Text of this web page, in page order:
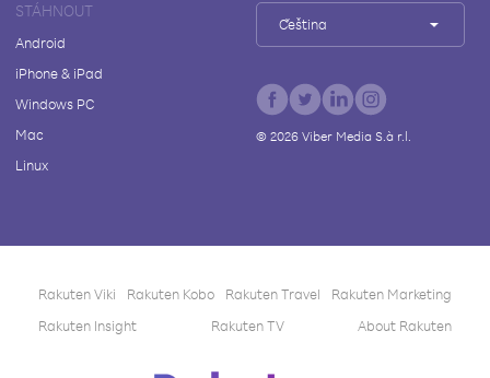
STÁHNOUT
Android
iPhone & iPad
Windows PC
Mac
Linux
Čeština
© 2026Viber Media S.à r.l.
Rakuten Viki Rakuten Kobo Rakuten Travel
Rakuten Marketing
Rakuten Insight
Rakuten TV About Rakuten